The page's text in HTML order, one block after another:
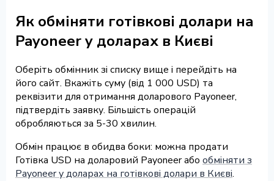
Як обміняти готівкові долари на
Payoneer у доларах в Києві
Оберіть обмінник зі списку вище і перейдіть на
його сайт. Вкажіть суму (від 1 000 USD) та
реквізити для отримання доларового Payoneer,
підтвердіть заявку. Більшість операцій
обробляються за 5-30 хвилин.
Обмін працює в обидва боки: можна продати
Готівка USD на доларовий Payoneer або обміняти з
Payoneer у доларах на готівкові долари в Києві.